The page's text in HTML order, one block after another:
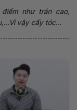
như trán cao,
vậy cấy tóc...